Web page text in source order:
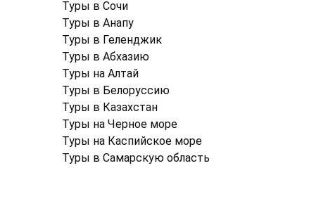
Туры в Cочи
Туры в Анапу
Туры в Геленджик
Туры в Абхазию
Туры на Алтай
Туры в Белоруссию
Туры в Казахстан
Туры на Черное море
Туры на Каспийское море
Туры в Самарскую область